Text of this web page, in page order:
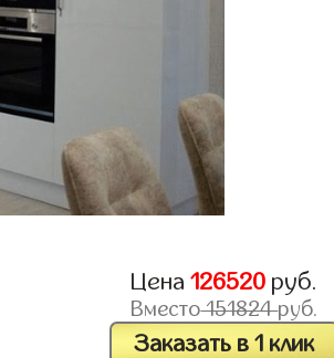
Цена126520 руб.
Вместо151824руб.
Заказать в 1 клик